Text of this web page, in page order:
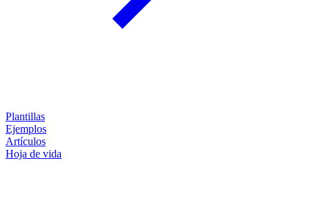
Plantillas
Ejemplos
Artículos
Hoja de vida